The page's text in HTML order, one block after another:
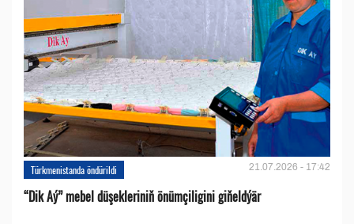
Türkmenistanda öndürildi 21.07.2026 - 17:42
“Dik Aý” mebel düşekleriniň önümçiligini giňeldýär